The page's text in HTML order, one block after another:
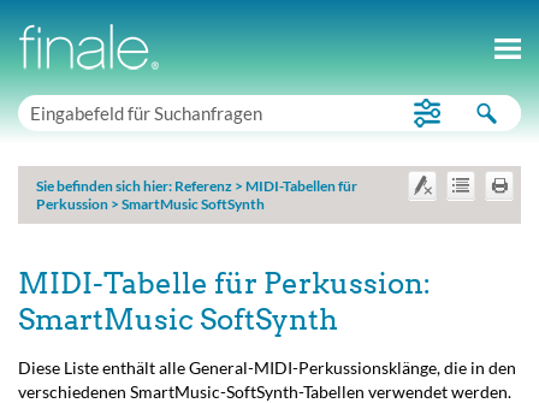
Sie befinden sich hier: Referenz > MIDI-Tabellen für
Perkussion > SmartMusic SoftSynth
MIDI-Tabelle für Perkussion:
SmartMusic SoftSynth
Diese Liste enthält alle General-MIDI-Perkussionsklänge, die in den
verschiedenen SmartMusic-SoftSynth-Tabellen verwendet werden.